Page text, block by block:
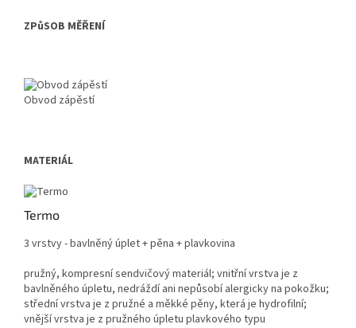
ZPůSOB MĚŘENÍ
Obvod zápěstí
MATERIÁL
Termo
3 vrstvy - bavlněný úplet + pěna + plavkovina
pružný, kompresní sendvičový materiál; vnitřní vrstva je z
bavlněného úpletu, nedráždí ani nepůsobí alergicky na pokožku;
střední vrstva je z pružné a měkké pěny, která je hydrofilní;
vnější vrstva je z pružného úpletu plavkového typu